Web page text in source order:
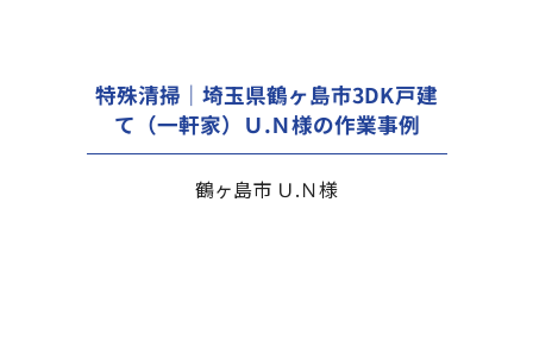
特殊清掃｜埼玉県鶴ヶ島市3DK戸建
て（一軒家）Ｕ.Ｎ様の作業事例
鶴ヶ島市 Ｕ.Ｎ様